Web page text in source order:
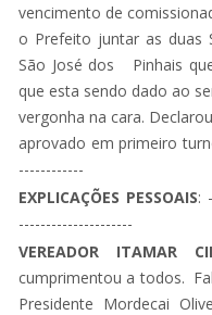
vencimento de
o Prefeito juntar as duas
São José dos Pinhais
que esta sendo dado ao
vergonha na cara.
aprovado em primeiro
------------
EXPLICAÇÕES PESSOAIS:
---------------------
VEREADOR ITAMAR
cumprimentou a todos.
Presidente Mordecai